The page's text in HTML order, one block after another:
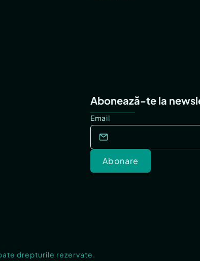
Abonează-te la
Email
Abonare
drepturile rezervate.